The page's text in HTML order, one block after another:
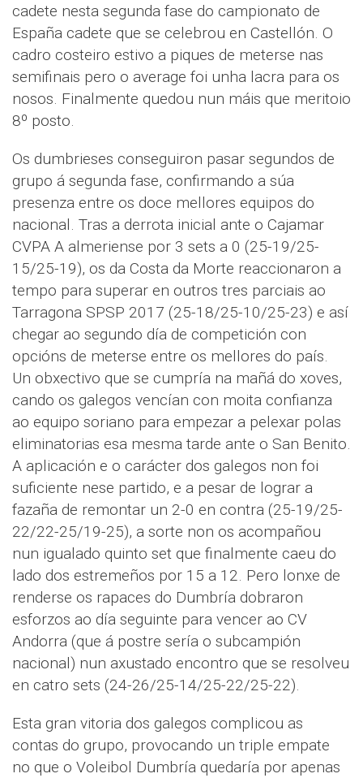
cadete nesta segunda fase do campionato de
España cadete que se celebrou en Castellón. O
cadro costeiro estivo a piques de meterse nas
semifinais pero o average foi unha lacra para os
nosos. Finalmente quedou nun máis que meritoio
8º posto.
Os dumbrieses conseguiron pasar segundos de
grupo á segunda fase, confirmando a súa
presenza entre os doce mellores equipos do
nacional. Tras a derrota inicial ante o Cajamar
CVPA A almeriense por 3 sets a 0 (25-19/25-
15/25-19), os da Costa da Morte reaccionaron a
tempo para superar en outros tres parciais ao
Tarragona SPSP 2017 (25-18/25-10/25-23) e así
chegar ao segundo día de competición con
opcións de meterse entre os mellores do país.
Un obxectivo que se cumpría na mañá do xoves,
cando os galegos vencían con moita confianza
ao equipo soriano para empezar a pelexar polas
eliminatorias esa mesma tarde ante o San Benito.
A aplicación e o carácter dos galegos non foi
suficiente nese partido, e a pesar de lograr a
fazaña de remontar un 2-0 en contra (25-19/25-
22/22-25/19-25), a sorte non os acompañou
nun igualado quinto set que finalmente caeu do
lado dos estremeños por 15 a 12. Pero lonxe de
renderse os rapaces do Dumbría dobraron
esforzos ao día seguinte para vencer ao CV
Andorra (que á postre sería o subcampión
nacional) nun axustado encontro que se resolveu
en catro sets (24-26/25-14/25-22/25-22).
Esta gran vitoria dos galegos complicou as
contas do grupo, provocando un triple empate
no que o Voleibol Dumbría quedaría por apenas